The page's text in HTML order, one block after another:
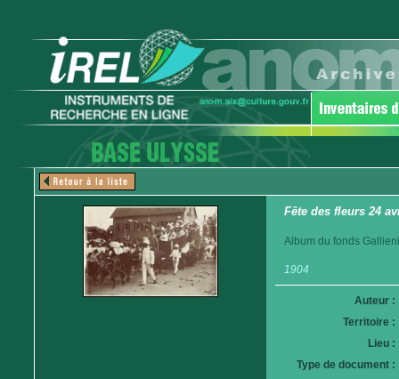
Fête des fleurs 24
Album du fonds
1904
Auteur :
Territoire :
Lieu :
Type de document :